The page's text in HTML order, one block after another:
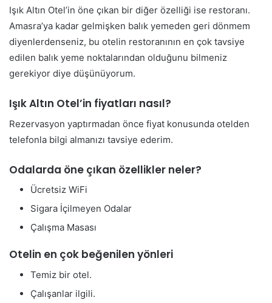
Işık Altın Otel’in öne çıkan bir diğer özelliği ise restoranı.
Amasra’ya kadar gelmişken balık yemeden geri dönmem
diyenlerdenseniz, bu otelin restoranının en çok tavsiye
edilen balık yeme noktalarından olduğunu bilmeniz
gerekiyor diye düşünüyorum.
Işık Altın Otel’in fiyatları nasıl?
Rezervasyon yaptırmadan önce fiyat konusunda otelden
telefonla bilgi almanızı tavsiye ederim.
Odalarda öne çıkan özellikler neler?
Ücretsiz WiFi
Sigara İçilmeyen Odalar
Çalışma Masası
Otelin en çok beğenilen yönleri
Temiz bir otel.
Çalışanlar ilgili.